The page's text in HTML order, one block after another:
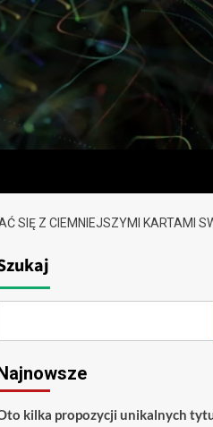
SIĘ Z CIEMNIEJSZYMI KARTAMI
kilka propozycji unikalnych